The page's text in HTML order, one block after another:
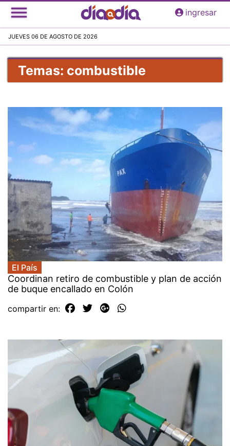
Pasar
al
principal
ingresar
JUEVES 06 DE AGOSTO DE 2026
Temas: combustible
El País
Coordinan retiro de combustible y plan de acción
de buque encallado en Colón
compartir en: